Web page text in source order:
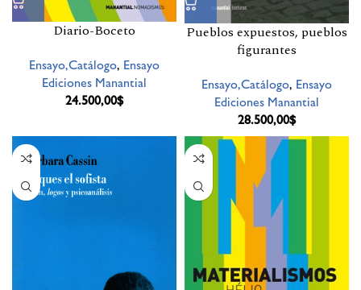
Diario-Boceto
Ensayo,Catálogo, Ensayo
Ediciones Manantial
24.500,00$
Pueblos expuestos, pueblos
figurantes
Ensayo,Catálogo, Ensayo
Ediciones Manantial
28.500,00$